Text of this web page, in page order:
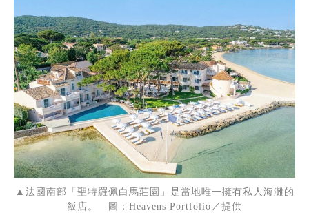
▲法國南部「聖特羅佩白馬莊園」是當地唯一擁有私人海灘的
飯店。 圖：Heavens Portfolio／提供